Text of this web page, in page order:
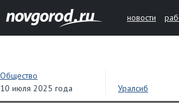
новости
Общество
10 июля 2025 года
Уралсиб